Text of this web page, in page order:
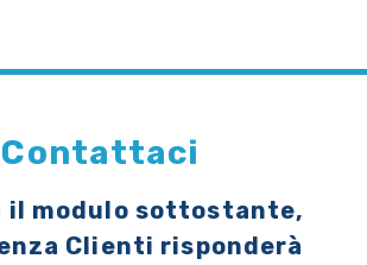
Contattaci
il modulo sottostante,
Clienti risponderà